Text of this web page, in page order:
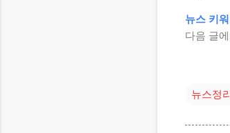
뉴스 키
다음 글
뉴스정